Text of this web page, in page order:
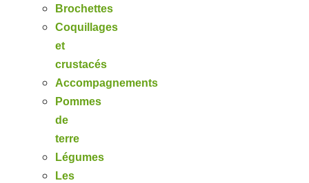
Brochettes
Coquillages
et
crustacés
Accompagnements
Pommes
de
terre
Légumes
Les